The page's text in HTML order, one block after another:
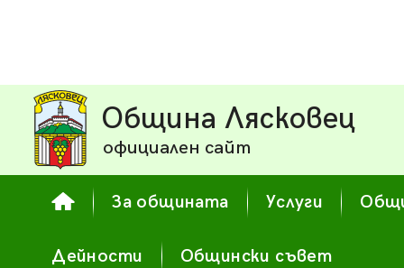
Община Лясковец
официален сайт
За общината Услуги
Дейности Общински съвет